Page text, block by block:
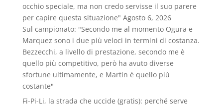
occhio speciale, ma non credo servisse il suo parere
per capire questa situazione" Agosto 6, 2026
Sul campionato: "Secondo me al momento Ogura e
Marquez sono i due più veloci in termini di costanza.
Bezzecchi, a livello di prestazione, secondo me è
quello più competitivo, però ha avuto diverse
sfortune ultimamente, e Martin è quello più
costante"
Fi-Pi-Li, la strada che uccide (gratis): perché serve